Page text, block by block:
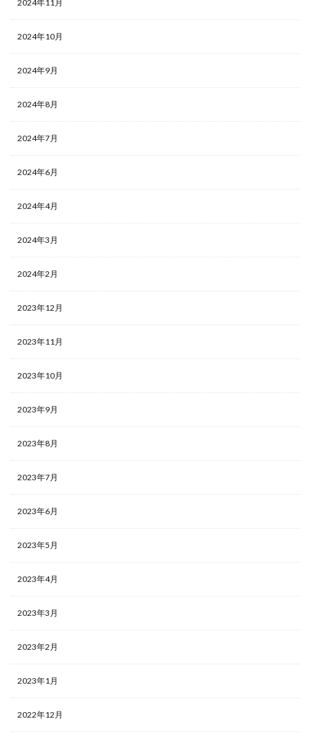
2024年11月
2024年10月
2024年9月
2024年8月
2024年7月
2024年6月
2024年4月
2024年3月
2024年2月
2023年12月
2023年11月
2023年10月
2023年9月
2023年8月
2023年7月
2023年6月
2023年5月
2023年4月
2023年3月
2023年2月
2023年1月
2022年12月